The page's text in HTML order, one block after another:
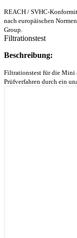
REACH / SVHC-
nach europäischen
Group.
Filtrationstest
Beschreibung:
Filtrationstest für die Mini
Prüfverfahren durch ein